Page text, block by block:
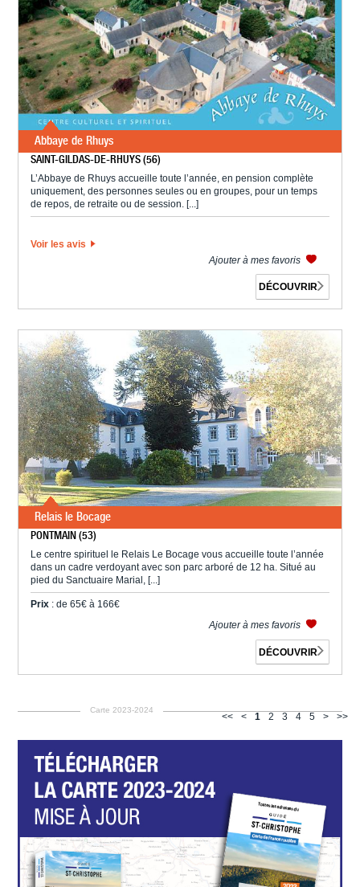
Abbaye de Rhuys
SAINT-GILDAS-DE-RHUYS (56)
L’Abbaye de Rhuys accueille toute l’année, en pension complète
uniquement, des personnes seules ou en groupes, pour un temps
de repos, de retraite ou de session. [...]
Voir les avis
Ajouter à mes favoris
DÉCOUVRIR
Relais le Bocage
PONTMAIN (53)
Le centre spirituel le Relais Le Bocage vous accueille toute l’année
dans un cadre verdoyant avec son parc arboré de 12 ha. Situé au
pied du Sanctuaire Marial, [...]
Prix : de 65€ à 166€
Ajouter à mes favoris
DÉCOUVRIR
<< < 1 2 3 4 5 > >>
Carte 2023-2024